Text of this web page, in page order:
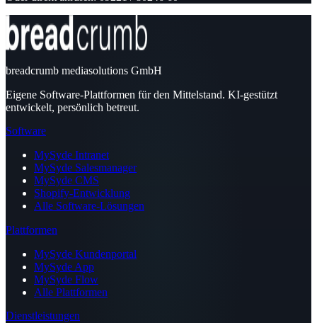
breadcrumb mediasolutions GmbH
Eigene Software-Plattformen für den Mittelstand. KI-gestützt
entwickelt, persönlich betreut.
Software
MySyde Intranet
MySyde Salesmanager
MySyde CMS
Shopify-Entwicklung
Alle Software-Lösungen
Plattformen
MySyde Kundenportal
MySyde App
MySyde Flow
Alle Plattformen
Dienstleistungen